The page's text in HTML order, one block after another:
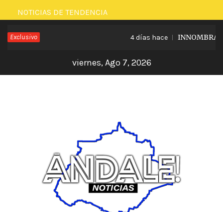
Saltar
al
contenido
NOTICIAS DE TENDENCIA
Exclusivo 4 días hace
viernes, Ago 7, 2026